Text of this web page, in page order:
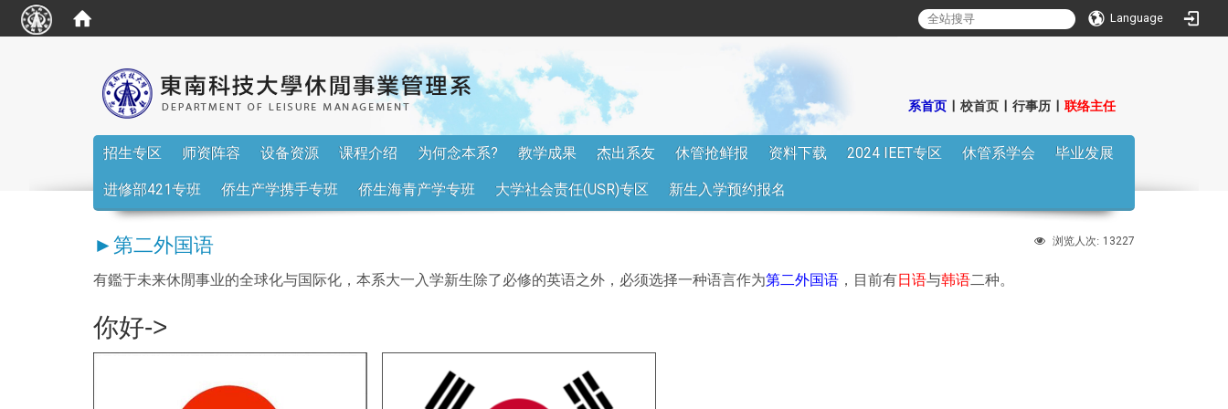
Language
系首页 校首页 行事历 联络主任
招生专区 师资阵容 设备资源 课程介绍 为何念本系? 教学成果 杰出系友 休管抢鲜报 资料下载 2024 IEET专区 休管系学会 毕业发展
进修部421专班 侨生产学携手专班 侨生海青产学专班 大学社会责任(USR)专区 新生入学预约报名
浏览人次: 13227
►第二外国语
有鑑于未来休閒事业的全球化与国际化，本系大一入学新生除了必修的英语之外，必须选择一种语言作为第二外国语 ，目前有日语与韩语二种。
你好->